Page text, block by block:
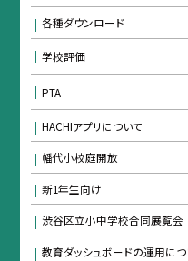
各種ダウンロード
学校評価
PTA
HACHIアプリについて
幡代小校庭開放
新1年生向け
渋谷区立小中学校合同展覧会
教育ダッシュボードの運用につ